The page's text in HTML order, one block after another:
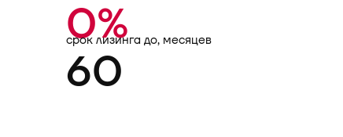
0%
срок лизинга до, месяцев
60